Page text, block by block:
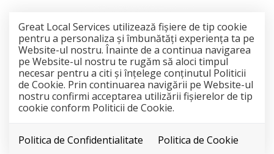
Great Local Services utilizează fişiere de tip cookie
pentru a personaliza și îmbunătăți experiența ta pe
Website-ul nostru. Înainte de a continua navigarea
pe Website-ul nostru te rugăm să aloci timpul
necesar pentru a citi și înțelege conținutul Politicii
de Cookie. Prin continuarea navigării pe Website-ul
nostru confirmi acceptarea utilizării fişierelor de tip
cookie conform Politicii de Cookie.
Politica de Confidentialitate Politica de Cookie